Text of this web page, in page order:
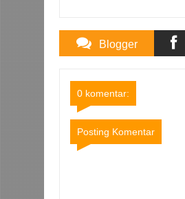
Blogger
0 komentar:
Posting Komentar